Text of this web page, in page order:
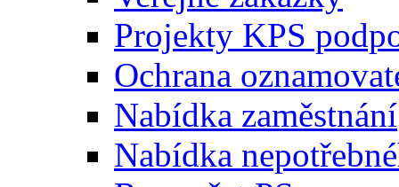
Projekty KPS
Ochrana
Nabídka zaměstnání
Nabídka